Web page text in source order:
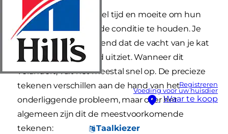
Registreren
Voeding voor uw huisdier
Waar te koop
Taalkiezer
Katten spenderen veel tijd en moeite om hun
vacht en huid in goede conditie te houden. Je
bent er vast aan gewend dat de vacht van je kat
zacht is en er stralend uitziet. Wanneer dit
verandert, valt het meestal snel op. De precieze
tekenen verschillen aan de hand van het
onderliggende probleem, maar over het
algemeen zijn dit de meestvoorkomende
tekenen: